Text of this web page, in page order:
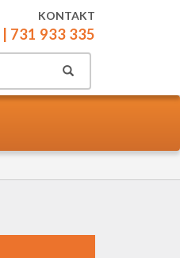
KONTAKT
| 731 933 335